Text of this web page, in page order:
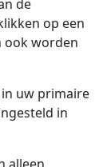
de
op een
ook worden
uw primaire
in